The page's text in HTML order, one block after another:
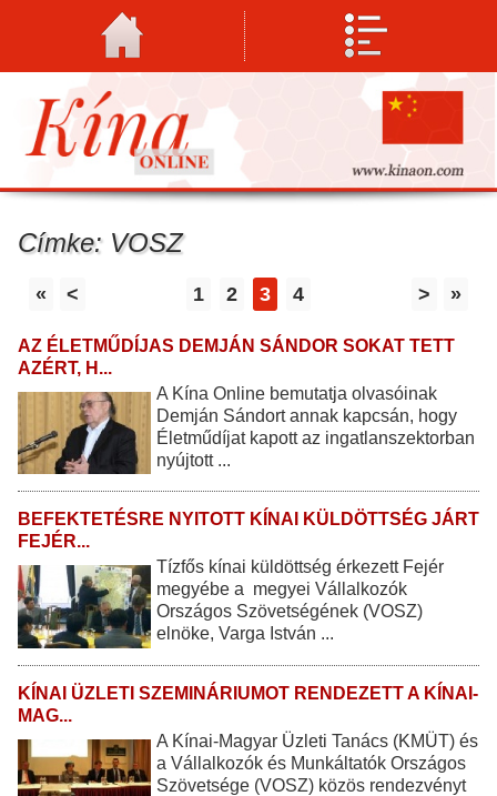
Címke: VOSZ
« < 1 2 3 4 > »
AZ ÉLETMŰDÍJAS DEMJÁN SÁNDOR SOKAT TETT
AZÉRT, H...
A Kína Online bemutatja olvasóinak
Demján Sándort annak kapcsán, hogy
Életműdíjat kapott az ingatlanszektorban
nyújtott ...
BEFEKTETÉSRE NYITOTT KÍNAI KÜLDÖTTSÉG JÁRT
FEJÉR...
Tízfős kínai küldöttség érkezett Fejér
megyébe a megyei Vállalkozók
Országos Szövetségének (VOSZ)
elnöke, Varga István ...
KÍNAI ÜZLETI SZEMINÁRIUMOT RENDEZETT A KÍNAI-
MAG...
A Kínai-Magyar Üzleti Tanács (KMÜT) és
a Vállalkozók és Munkáltatók Országos
Szövetsége (VOSZ) közös rendezvényt